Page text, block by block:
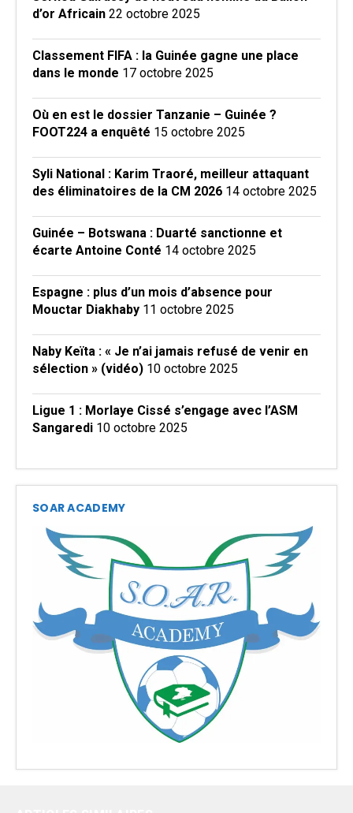
d’or Africain 22 octobre 2025
Classement FIFA : la Guinée gagne une place
dans le monde 17 octobre 2025
Où en est le dossier Tanzanie – Guinée ?
FOOT224 a enquêté 15 octobre 2025
Syli National : Karim Traoré, meilleur attaquant
des éliminatoires de la CM 2026 14 octobre 2025
Guinée – Botswana : Duarté sanctionne et
écarte Antoine Conté 14 octobre 2025
Espagne : plus d’un mois d’absence pour
Mouctar Diakhaby 11 octobre 2025
Naby Keïta : « Je n’ai jamais refusé de venir en
sélection » (vidéo) 10 octobre 2025
Ligue 1 : Morlaye Cissé s’engage avec l’ASM
Sangaredi 10 octobre 2025
SOAR ACADEMY